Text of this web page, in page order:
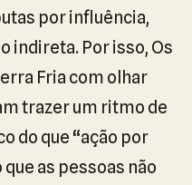
por influência,
indireta. Por isso, Os
Fria com olhar
trazer um ritmo de
do que “ação por
as pessoas não